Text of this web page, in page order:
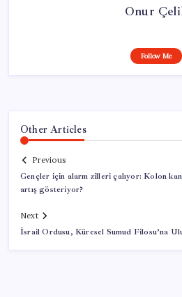
Onur
Follow Me
Other Articles
Previous
Gençler için alarm zilleri çalıyor: Kolon
artış gösteriyor?
Next
İsrail Ordusu, Küresel Sumud Filosu’na